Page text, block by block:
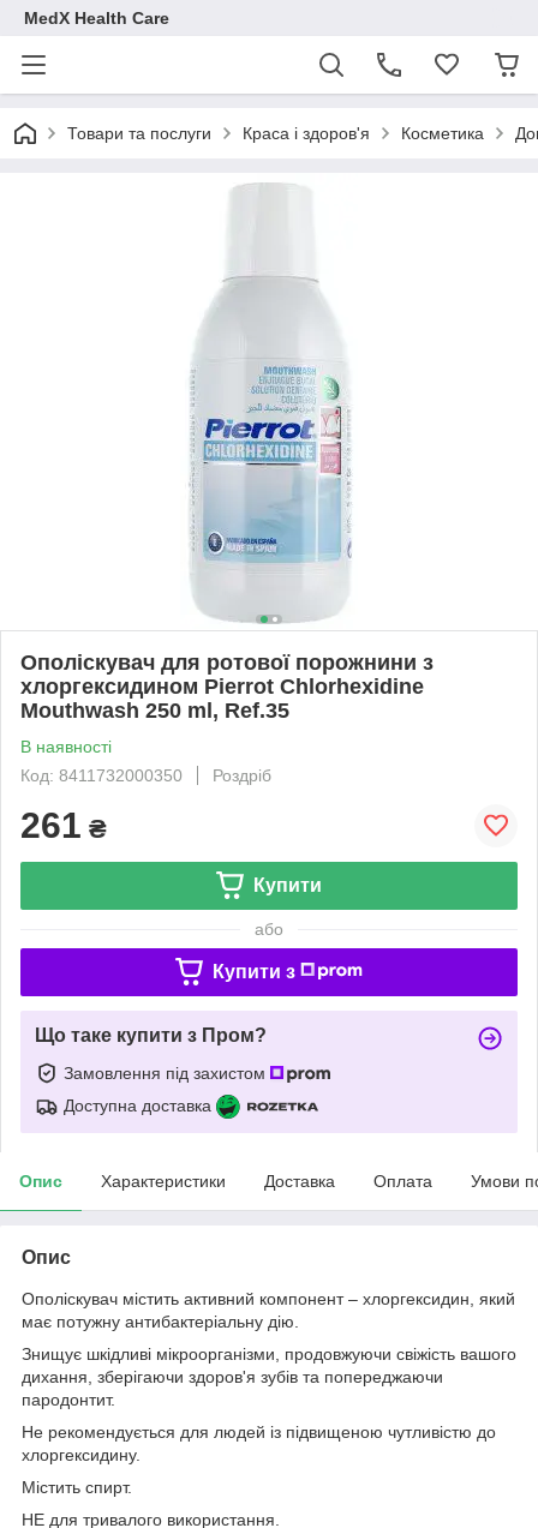
MedX Health Care
Товари та послуги Краса і здоров'я Косметика
Ополіскувач для ротової порожнини з
хлоргексидином Pierrot Chlorhexidine
Mouthwash 250 ml, Ref.35
В наявності
Код: 8411732000350
Роздріб
261 ₴
Купити
або
Купити з
Що таке купити з Пром?
Замовлення під захистом
Доступна доставка
Опис Характеристики Доставка Оплата Умови
Опис
Ополіскувач містить активний компонент – хлоргексидин, який
має потужну антибактеріальну дію.
Знищує шкідливі мікроорганізми, продовжуючи свіжість вашого
дихання, зберігаючи здоров'я зубів та попереджаючи
пародонтит.
Не рекомендується для людей із підвищеною чутливістю до
хлоргексидину.
Містить спирт.
НЕ для тривалого використання.